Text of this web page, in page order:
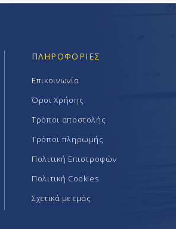
ΠΛΗΡΟΦΟΡΊΕΣ
Επικοινωνία
Όροι Χρήσης
Τρόποι αποστολής
Τρόποι πληρωμής
Πολιτική Επιστροφών
Πολιτική Cookies
Σχετικά με εμάς